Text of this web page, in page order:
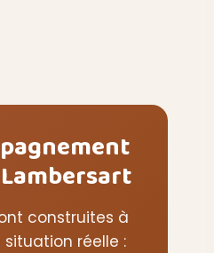
construites à
réelle :